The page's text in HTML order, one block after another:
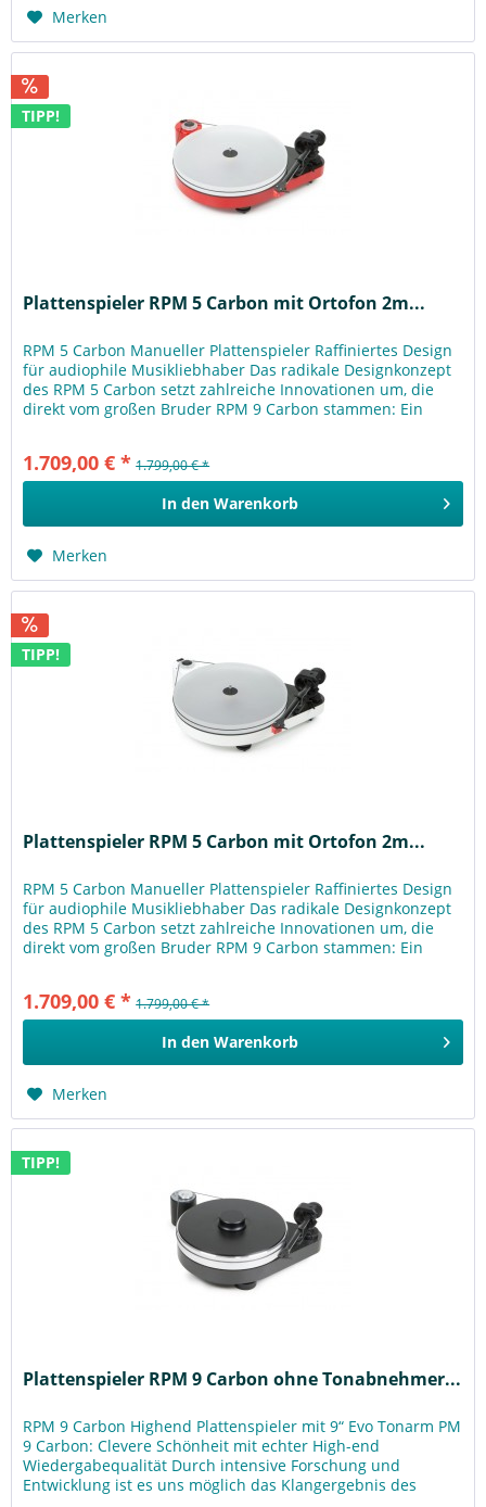
Merken
TIPP!
Plattenspieler RPM 5 Carbon mit Ortofon 2m...
RPM 5 Carbon Manueller Plattenspieler Raffiniertes Design
für audiophile Musikliebhaber Das radikale Designkonzept
des RPM 5 Carbon setzt zahlreiche Innovationen um, die
direkt vom großen Bruder RPM 9 Carbon stammen: Ein
1.709,00 € * 1.799,00 € *
In den Warenkorb
Merken
TIPP!
Plattenspieler RPM 5 Carbon mit Ortofon 2m...
RPM 5 Carbon Manueller Plattenspieler Raffiniertes Design
für audiophile Musikliebhaber Das radikale Designkonzept
des RPM 5 Carbon setzt zahlreiche Innovationen um, die
direkt vom großen Bruder RPM 9 Carbon stammen: Ein
1.709,00 € * 1.799,00 € *
In den Warenkorb
Merken
TIPP!
Plattenspieler RPM 9 Carbon ohne Tonabnehmer...
RPM 9 Carbon Highend Plattenspieler mit 9“ Evo Tonarm PM
9 Carbon: Clevere Schönheit mit echter High-end
Wiedergabequalität Durch intensive Forschung und
Entwicklung ist es uns möglich das Klangergebnis des